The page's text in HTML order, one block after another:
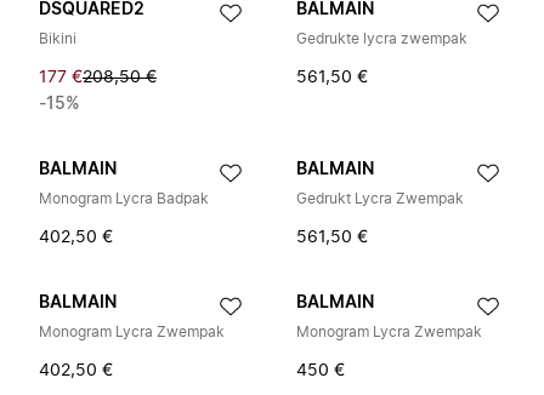
DSQUARED2
Bikini
177 €208,50 €
-15%
BALMAIN
Gedrukte lycra zwempak
561,50 €
BALMAIN
Monogram Lycra Badpak
402,50 €
BALMAIN
Gedrukt Lycra Zwempak
561,50 €
BALMAIN
Monogram Lycra Zwempak
402,50 €
BALMAIN
Monogram Lycra Zwempak
450 €